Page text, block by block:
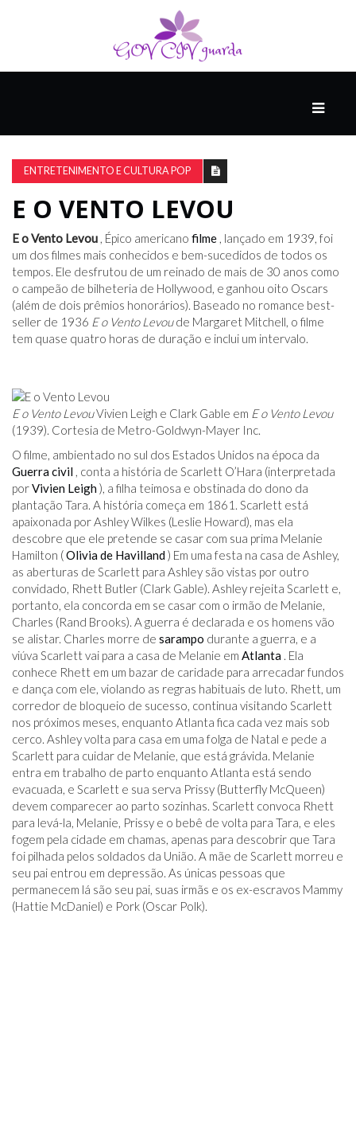
DO
THINK
COMPANHEIRO
COMEÇA
COM
UM
ENTRETENIMENTO E CULTURA POP
E O VENTO LEVOU
E o Vento Levou , Épico americano filme , lançado em 1939, foi
um dos filmes mais conhecidos e bem-sucedidos de todos os
tempos. Ele desfrutou de um reinado de mais de 30 anos como
o campeão de bilheteria de Hollywood, e ganhou oito Oscars
(além de dois prêmios honorários). Baseado no romance best-
seller de 1936 E o Vento Levoude Margaret Mitchell, o filme
tem quase quatro horas de duração e inclui um intervalo.
E o Vento LevouVivien Leigh e Clark Gable em E o Vento Levou
(1939). Cortesia de Metro-Goldwyn-Mayer Inc.
O filme, ambientado no sul dos Estados Unidos na época da
Guerra civil , conta a história de Scarlett O’Hara (interpretada
porVivien Leigh), a filha teimosa e obstinada do dono da
plantação Tara. A história começa em 1861. Scarlett está
apaixonada por Ashley Wilkes (Leslie Howard), mas ela
descobre que ele pretende se casar com sua prima Melanie
Hamilton (Olivia de Havilland) Em uma festa na casa de Ashley,
as aberturas de Scarlett para Ashley são vistas por outro
convidado, Rhett Butler (Clark Gable). Ashley rejeita Scarlett e,
portanto, ela concorda em se casar com o irmão de Melanie,
Charles (Rand Brooks). A guerra é declarada e os homens vão
se alistar. Charles morre de sarampo durante a guerra, e a
viúva Scarlett vai para a casa de Melanie em Atlanta . Ela
conhece Rhett em um bazar de caridade para arrecadar fundos
e dança com ele, violando as regras habituais de luto. Rhett, um
corredor de bloqueio de sucesso, continua visitando Scarlett
nos próximos meses, enquanto Atlanta fica cada vez mais sob
cerco. Ashley volta para casa em uma folga de Natal e pede a
Scarlett para cuidar de Melanie, que está grávida. Melanie
entra em trabalho de parto enquanto Atlanta está sendo
evacuada, e Scarlett e sua serva Prissy (Butterfly McQueen)
devem comparecer ao parto sozinhas. Scarlett convoca Rhett
para levá-la, Melanie, Prissy e o bebê de volta para Tara, e eles
fogem pela cidade em chamas, apenas para descobrir que Tara
foi pilhada pelos soldados da União. A mãe de Scarlett morreu e
seu pai entrou em depressão. As únicas pessoas que
permanecem lá são seu pai, suas irmãs e os ex-escravos Mammy
(Hattie McDaniel) e Pork (Oscar Polk).